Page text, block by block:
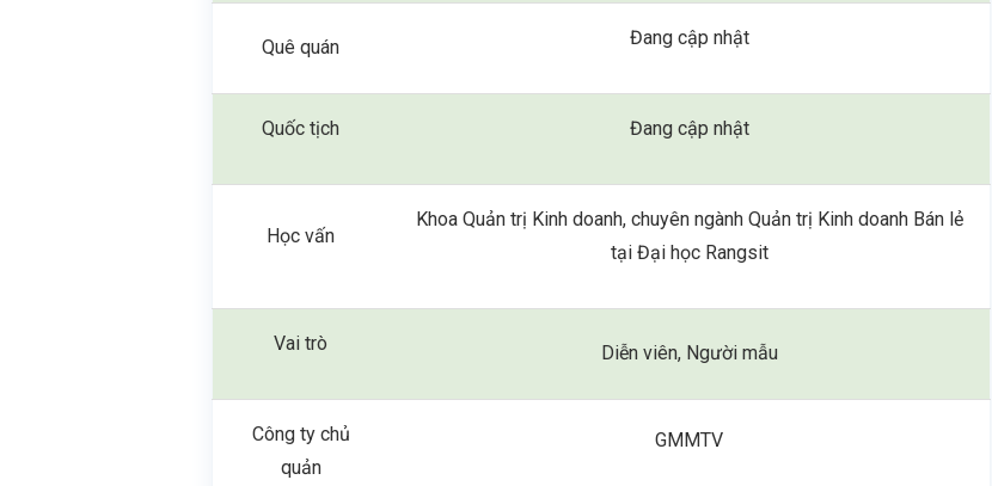
Quê quán Đang cập nhật
Quốc tịch Đang cập nhật
Học vấn
Khoa Quản trị Kinh doanh, chuyên ngành Quản trị Kinh doanh Bán lẻ
tại Đại học Rangsit
Vai trò Diễn viên, Người mẫu
Công ty chủ
quản
GMMTV